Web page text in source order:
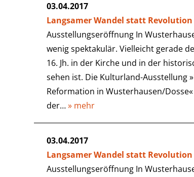
03.04.2017
Langsamer Wandel statt
Ausstellungseröffnung In
wenig spektakulär. Vielleicht gerade
16. Jh. in der Kirche und in der
sehen ist. Die Kulturland-Ausstellung
Reformation in Wusterhausen/
der…» mehr
03.04.2017
Langsamer Wandel statt
Ausstellungseröffnung In